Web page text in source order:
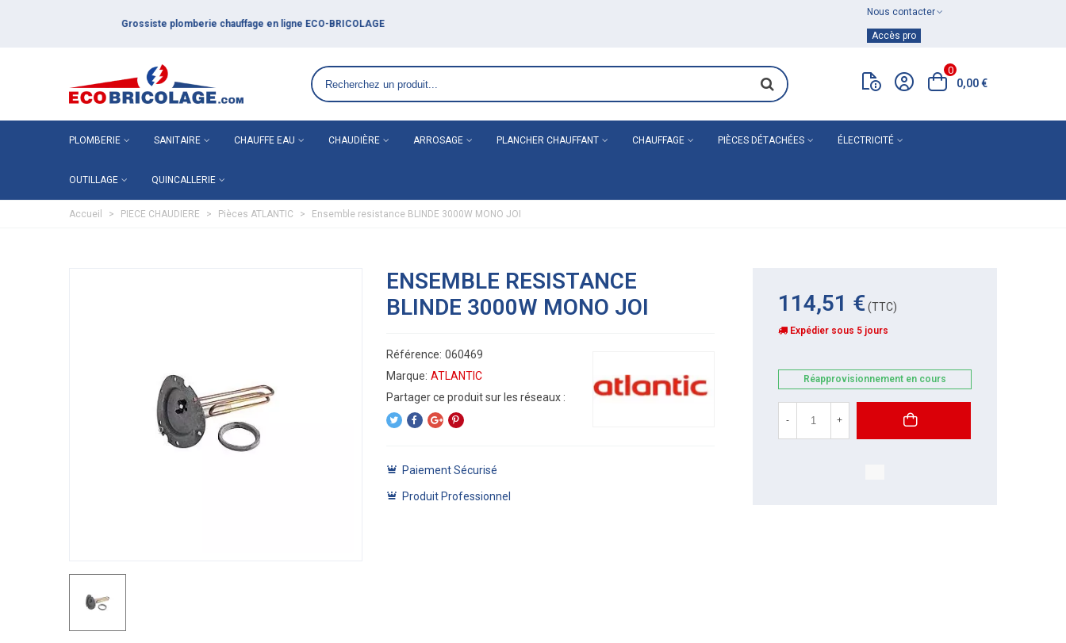
Grossiste plomberie chauffage en ligne ECO-BRICOLAGE
Nous contacter
Accès pro
0
0,00 €
PLOMBERIE SANITAIRE CHAUFFE EAU CHAUDIÈRE ARROSAGE PLANCHER CHAUFFANT CHAUFFAGE PIÈCES DÉTACHÉES ÉLECTRICITÉ
OUTILLAGE QUINCALLERIE
Accueil > PIECE CHAUDIERE > Pièces ATLANTIC > Ensemble resistance BLINDE 3000W MONO JOI
ENSEMBLE RESISTANCE
BLINDE 3000W MONO JOI
Référence: 060469
Marque: ATLANTIC
Paiement Sécurisé
Produit Professionnel
114,51 €(TTC)
Expédier sous 5 jours
Réapprovisionnement en cours
- +